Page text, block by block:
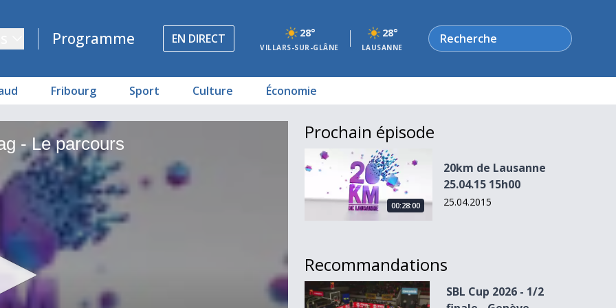
Programme EN DIRECT 28°
VILLARS-SUR-GLÂNE
28°
LAUSANNE
Rechercher
Fribourg Sport Culture Économie
- Le parcours
Prochain épisode
20km de Lausanne 25.04.15 15h00
00:28:00
20km de Lausanne
25.04.15 15h00
25.04.2015
Recommandations
SBL Cup 2026 - 1/2 finale - Genève - Starwings 2/2
SBL Cup 2026 - 1/2